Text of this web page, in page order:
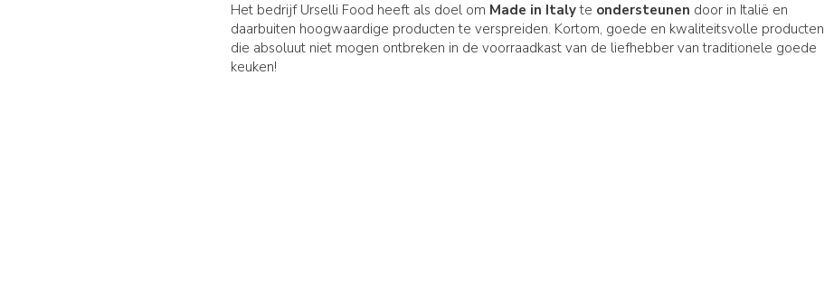
Het bedrijf Urselli Food heeft als doel om Made in Italyte ondersteunen door in Italië en
daarbuiten hoogwaardige producten te verspreiden. Kortom, goede en kwaliteitsvolle producten
die absoluut niet mogen ontbreken in de voorraadkast van de liefhebber van traditionele goede
keuken!